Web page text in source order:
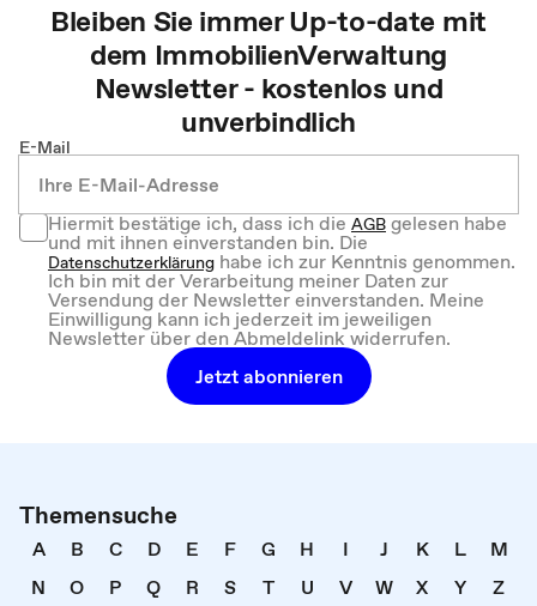
Bleiben Sie immer Up-to-date mit
dem ImmobilienVerwaltung
Newsletter - kostenlos und
unverbindlich
E-Mail
Hiermit bestätige ich, dass ich dieAGBgelesen habe
und mit ihnen einverstanden bin. Die
Datenschutzerklärung habe ich zur Kenntnis genommen.
Ich bin mit der Verarbeitung meiner Daten zur
Versendung der Newsletter einverstanden. Meine
Einwilligung kann ich jederzeit im jeweiligen
Newsletter über den Abmeldelink widerrufen.
Jetzt abonnieren
Themensuche
A B C D E F G H I J K L
M
N
O P Q R S T U V W X Y
Z